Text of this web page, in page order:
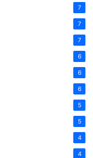
7
7
7
6
6
6
5
5
4
4